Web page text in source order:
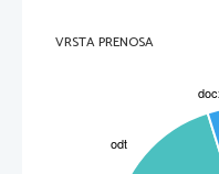
VRSTA PRENOSA